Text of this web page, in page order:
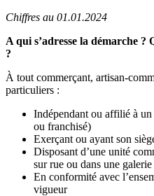
Chiffres au 01.01.2024
A qui s’adresse la démarche ?
?
À tout commerçant, artisan-
particuliers :
Indépendant ou affilié à un
ou franchisé)
Exerçant ou ayant son
Disposant d’une unité
sur rue ou dans une
En conformité avec
vigueur